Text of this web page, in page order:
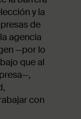
y la
de
agencia
—por lo
que al
con